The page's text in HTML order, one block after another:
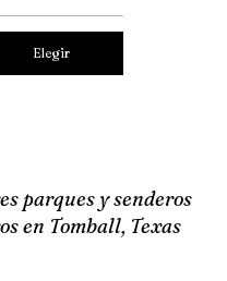
Elegir
parques y senderos
en Tomball, Texas